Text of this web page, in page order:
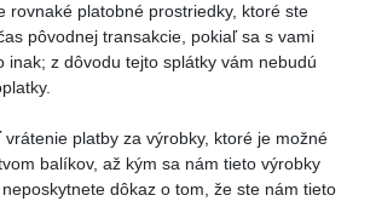
rovnaké platobné prostriedky, ktoré ste
pôvodnej transakcie, pokiaľ sa s vami
inak; z dôvodu tejto splátky vám nebudú
platby za výrobky, ktoré je možné
balíkov, až kým sa nám tieto výrobky
dôkaz o tom, že ste nám tieto